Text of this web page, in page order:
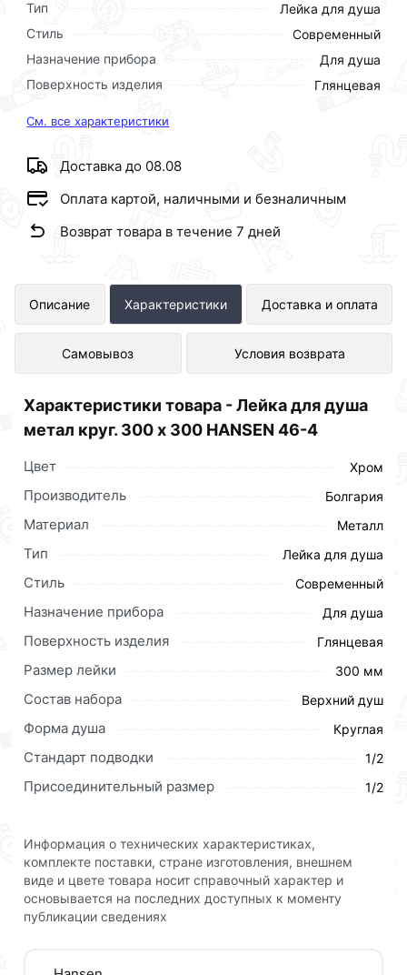
Тип
Лейка для душа
Стиль
Современный
Назначение прибора
Для душа
Поверхность изделия
Глянцевая
См. все характеристики
Доставка до 08.08
Оплата картой, наличными и безналичным
Возврат товара в течение 7 дней
Описание Характеристики Доставка и оплата
Самовывоз Условия возврата
Лейка для душа метал круг. 300 х
300 HANSEN 46-4 представлен в
интернет-магазине Сантехника по
мышкой«Добавить в корзину»или нажмите на
«Быстрый заказ»
. Также можете оформить
заказ позвонив по контактам указанным на сайте.
Условия доставки и цены на товар Лейка для душа
Москве и области.
Характеристики товара - Лейка для душа
метал круг. 300 х 300 HANSEN 46-4
Цвет Хром
Производитель Болгария
Материал Металл
Тип Лейка для душа
Стиль Современный
Назначение прибора Для душа
Поверхность изделия Глянцевая
Размер лейки 300 мм
Состав набора Верхний душ
Форма душа Круглая
Стандарт подводки 1/2
Присоединительный размер 1/2
Информация о технических характеристиках,
комплекте поставки, стране изготовления, внешнем
виде и цвете товара носит справочный характер и
основывается на последних доступных к моменту
публикации сведениях